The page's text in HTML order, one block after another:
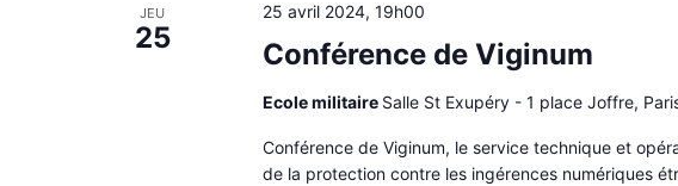
JEU
25 Conférence de Viginum
25 avril 2024, 19h00
Ecole militaire Salle St Exupéry - 1 place Joffre,
Conférence de Viginum, le service technique et
de la protection contre les ingérences numériques